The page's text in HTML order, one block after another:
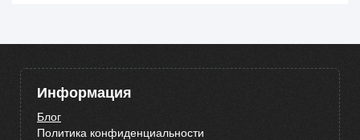
Информация
Блог
Политика конфиденциальности